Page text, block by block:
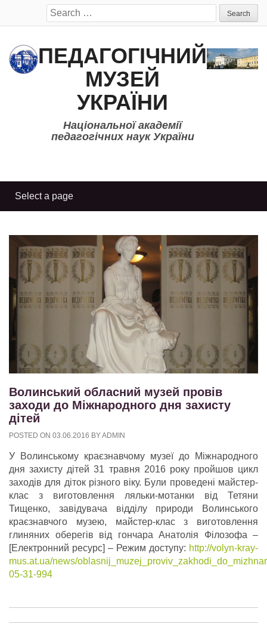
Search
for:
ПЕДАГОГІЧНИЙ
МУЗЕЙ
УКРАЇНИ
Національної академії
педагогічних наук України
Волинський обласний музей провів
заходи до Міжнародного дня захисту
дітей
POSTED ON 03.06.2016 BYADMIN
У Волинському краєзнавчому музеї до Міжнародного
дня захисту дітей 31 травня 2016 року пройшов цикл
заходів для діток різного віку. Були проведені майстер-
клас з виготовлення ляльки-мотанки від Тетяни
Тищенко, завідувача відділу природи Волинського
краєзнавчого музею, майстер-клас з виготовлення
глиняних оберегів від гончара Анатолія Філозофа –
[Електронний ресурс] – Режим доступу: http://volyn-kray-
mus.at.ua/news/
05-31-994